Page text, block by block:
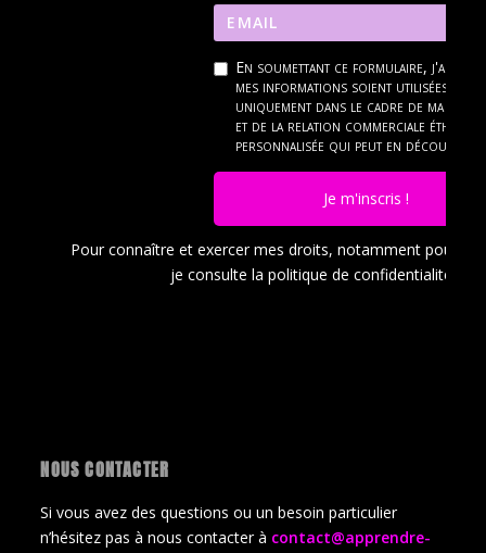
En soumettant ce formulaire,
mes informations soient utilisées
uniquement dans le cadre de ma
et de la relation commerciale éthique
personnalisée qui peut en découler.
Je m'inscris !
Pour connaître et exercer mes droits, notamment pour
je consulte la politique de confidentialité en
NOUS CONTACTER
Si vous avez des questions ou un besoin particulier
n’hésitez pas à nous contacter à contact@apprendre-